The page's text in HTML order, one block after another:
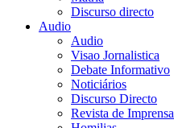
Discurso directo
Audio
Audio
Visao Jornalistica
Debate Informativo
Noticiários
Discurso Directo
Revista de Imprensa